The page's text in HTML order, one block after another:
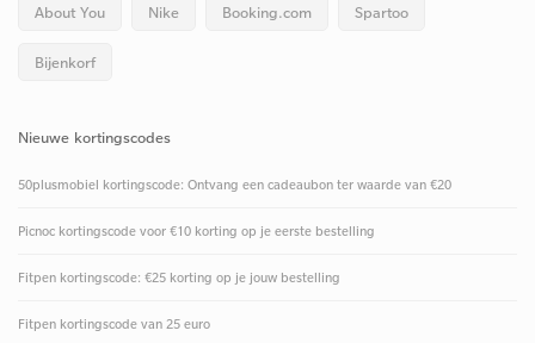
About You Nike Booking.com Spartoo
Bijenkorf
Nieuwe kortingscodes
50plusmobiel kortingscode: Ontvang een cadeaubon ter waarde van €20
Picnoc kortingscode voor €10 korting op je eerste bestelling
Fitpen kortingscode: €25 korting op je jouw bestelling
Fitpen kortingscode van 25 euro